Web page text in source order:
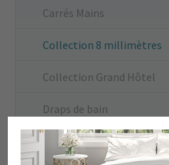
Carrés Mains
Collection 8 millimètres
Collection Grand Hôtel
Draps de bain
Draps de douche